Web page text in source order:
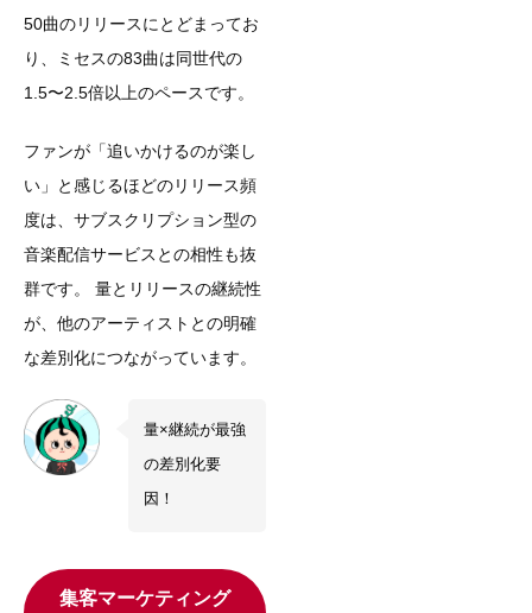
50曲のリリースにとどまってお
り、ミセスの83曲は同世代の
1.5〜2.5倍以上のペースです。
ファンが「追いかけるのが楽し
い」と感じるほどのリリース頻
度は、サブスクリプション型の
音楽配信サービスとの相性も抜
群です。 量とリリースの継続性
が、他のアーティストとの明確
な差別化につながっています。
量×継続が最強
の差別化要
因！
集客マーケティング